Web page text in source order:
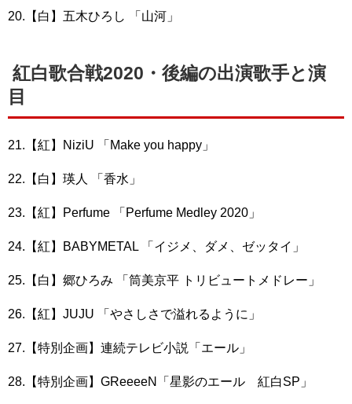
20.【白】五木ひろし 「山河」
紅白歌合戦2020・後編の出演歌手と演
目
21.【紅】NiziU 「Make you happy」
22.【白】瑛人 「香水」
23.【紅】Perfume 「Perfume Medley 2020」
24.【紅】BABYMETAL 「イジメ、ダメ、ゼッタイ」
25.【白】郷ひろみ 「筒美京平 トリビュートメドレー」
26.【紅】JUJU 「やさしさで溢れるように」
27.【特別企画】連続テレビ小説「エール」
28.【特別企画】GReeeeN「星影のエール 紅白SP」